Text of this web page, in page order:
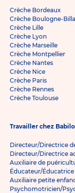
Crèche Bordeaux
Crèche Boulogne-
Crèche Lille
Crèche Lyon
Crèche Marseille
Crèche Montpellier
Crèche Nantes
Crèche Nice
Crèche Paris
Crèche Rennes
Crèche Toulouse
Travailler chez
Directeur/Directrice
Directeur/Directrice
Auxiliaire de
Éducateur/
Auxiliaire petite
Psychomotricien/